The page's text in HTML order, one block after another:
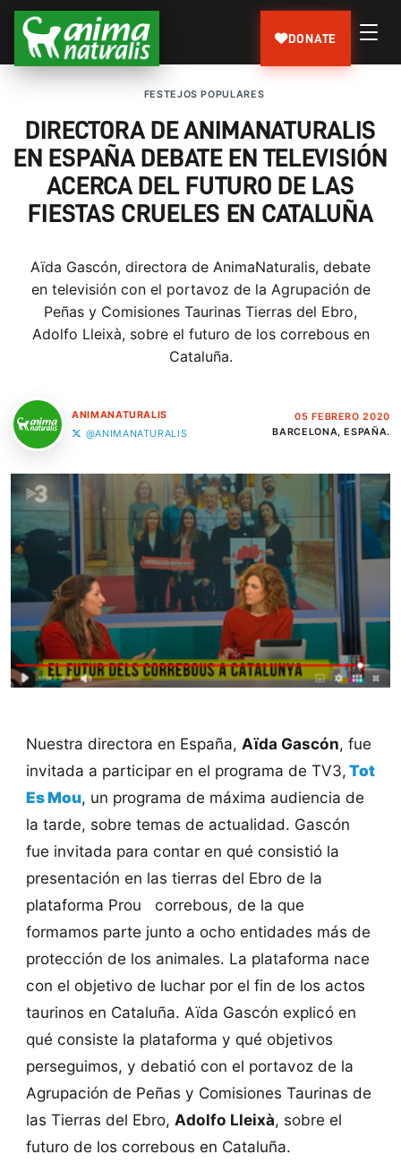
DONATE
FESTEJOS POPULARES
DIRECTORA DE ANIMANATURALIS
EN ESPAÑA DEBATE EN TELEVISIÓN
ACERCA DEL FUTURO DE LAS
FIESTAS CRUELES EN CATALUÑA
Aïda Gascón, directora de AnimaNaturalis, debate
en televisión con el portavoz de la Agrupación de
Peñas y Comisiones Taurinas Tierras del Ebro,
Adolfo Lleixà, sobre el futuro de los correbous en
Cataluña.
ANIMANATURALIS
@ANIMANATURALIS
05 FEBRERO 2020
BARCELONA, ESPAÑA.
Nuestra directora en España, Aïda Gascón, fue
invitada a participar en el programa de TV3,Tot
Es Mou, un programa de máxima audiencia de
la tarde, sobre temas de actualidad. Gascón
fue invitada para contar en qué consistió la
presentación en las tierras del Ebro de la
plataforma Prou correbous, de la que
formamos parte junto a ocho entidades más de
protección de los animales. La plataforma nace
con el objetivo de luchar por el fin de los actos
taurinos en Cataluña. Aïda Gascón explicó en
qué consiste la plataforma y qué objetivos
perseguimos, y debatió con el portavoz de la
Agrupación de Peñas y Comisiones Taurinas de
las Tierras del Ebro, Adolfo Lleixà, sobre el
futuro de los correbous en Cataluña.